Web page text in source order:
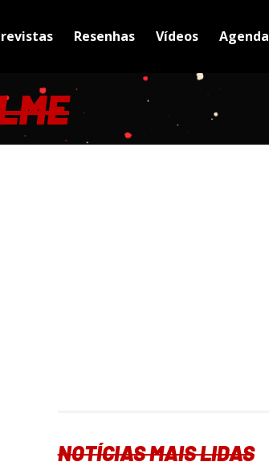
Resenhas Vídeos Agenda
NOTÍCIAS MAIS LIDAS